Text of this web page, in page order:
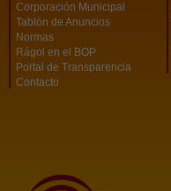
Corporación Municipal
Tablón de Anuncios
Normas
Rágol en el BOP
Portal de Transparencia
Contacto